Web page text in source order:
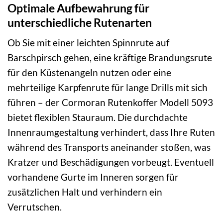
Optimale Aufbewahrung für
unterschiedliche Rutenarten
Ob Sie mit einer leichten Spinnrute auf
Barschpirsch gehen, eine kräftige Brandungsrute
für den Küstenangeln nutzen oder eine
mehrteilige Karpfenrute für lange Drills mit sich
führen – der Cormoran Rutenkoffer Modell 5093
bietet flexiblen Stauraum. Die durchdachte
Innenraumgestaltung verhindert, dass Ihre Ruten
während des Transports aneinander stoßen, was
Kratzer und Beschädigungen vorbeugt. Eventuell
vorhandene Gurte im Inneren sorgen für
zusätzlichen Halt und verhindern ein
Verrutschen.